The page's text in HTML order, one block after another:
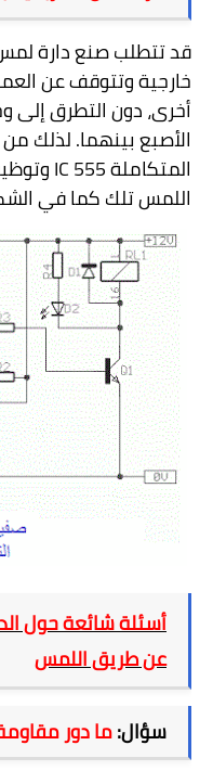
قد تتطلب صنع دارة
خارجية وتتوقف عن
أخرى، دون التطرق
الأصبع بينهما. لذلك
المتكاملةIC 555
اللمس تلك كما في
أسئلة شائعة حول
عن طريق اللمس
سؤال:ما دور